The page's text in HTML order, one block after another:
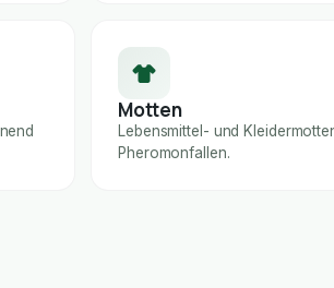
Motten
Lebensmittel- und
Pheromonfallen.